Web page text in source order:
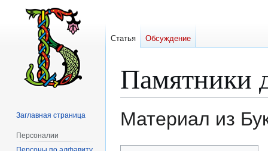
Памятники
Материал из
Статья Обсуждение
Заглавная страница
Персоналии